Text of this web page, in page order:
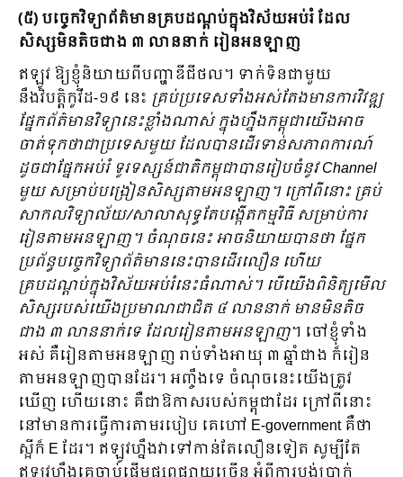
(៥) បច្ចេកវិទ្យាព័ត៌មានគ្របដណ្តប់ក្នុងវិស័យអប់រំ ដែល
សិស្សមិនតិចជាង ៣ លាននាក់ រៀនអនឡាញ
ឥឡូវ ឱ្យខ្ញុំនិយាយពីបញ្ហាឌីជីថល។ ទាក់ទិនជាមួយ
នឹងវិបត្ដិកូវីដ-១៩ នេះ គ្រប់ប្រទេសទាំងអស់តែងមានការ​វិវឌ្ឍ
ផ្នែកព័ត៌មានវិទ្យានេះខ្លាំងណាស់ ក្នុងហ្នឹងកម្ពុជាយើងអាច
ចាត់ទុកថាជាប្រទេសមួយ ដែលបានដើរទាន់សភាពការណ៍
ដូចជាផ្នែកអប់រំ ទូរទស្សន៍ជាតិកម្ពុជាបានរៀបចំនូវChannel
មួយ សម្រាប់បង្រៀនសិស្សតាមអនឡាញ។ ក្រៅពីនោះ គ្រប់
សាកលវិទ្យាល័យ/សាលាសុទ្ធតែបង្កើតកម្មវិធី សម្រាប់ការ
រៀនតាមអនឡាញ។ ចំណុចនេះ អាចនិយាយបានថា ផ្នែក
ប្រព័ន្ធបច្ចេកវិទ្យាព័ត៌មាននេះបានដើរលឿន ហើយ
គ្របដណ្តប់ក្នុងវិស័យអប់រំនេះធំណាស់។ បើយើងពិនិត្យមើល
សិស្សរបស់យើងប្រមាណជាជិត ៤ លាននាក់ មានមិនតិច
ជាង ៣ លាននាក់ទេ ដែលរៀនតាមអនឡាញ។ ចៅខ្ញុំទាំង
អស់ គឺរៀនតាមអនឡាញ រាប់ទាំងអាយុ ៣ ឆ្នាំជាង ក៏រៀន
តាមអនឡាញបានដែរ។ អញ្ចឹងទេ ចំណុចនេះយើងត្រូវ
ឃើញ ហើយនោះ គឺជាឱកាសរបស់កម្ពុជាដែរ ក្រៅពីនោះ
នៅមានការធ្វើការតាមរបៀប គេហៅ E-government គឺថា
ស្អីក៏ E ដែរ។ ឥឡូវហ្នឹងវាទៅកាន់តែលឿនទៀត សូម្បីតែ